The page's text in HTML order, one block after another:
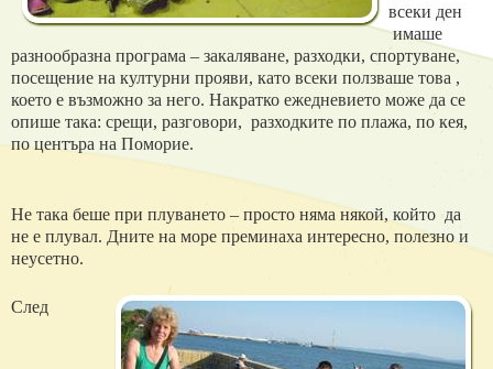
всеки ден
имаше
разнообразна програма – закаляване, разходки, спортуване,
посещение на културни прояви, като всеки ползваше това ,
което е възможно за него. Накратко ежедневието може да се
опише така: срещи, разговори, разходките по плажа, по кея,
по центъра на Поморие.
Не така беше при плуването – просто няма някой, който да
не е плувал. Дните на море преминаха интересно, полезно и
неусетно.
След